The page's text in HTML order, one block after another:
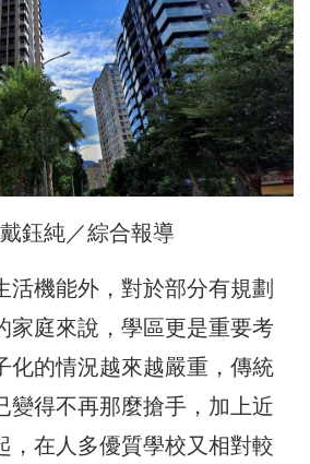
鈺純／綜合報導
活機能外，對於部分有規劃
家庭來說，學區更是重要考
化的情況越來越嚴重，傳統
變得不再那麼搶手，加上近
，在人多優質學校又相對較